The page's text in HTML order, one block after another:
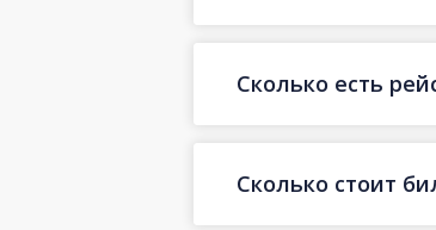
Сколько есть
Сколько стоит